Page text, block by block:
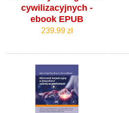
cywilizacyjnych -
ebook EPUB
239.99 zł